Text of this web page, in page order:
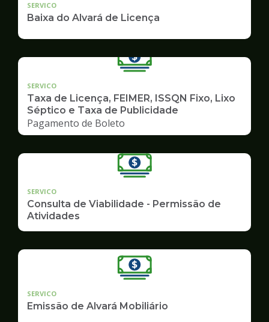
SERVICO
Baixa do Alvará de Licença
SERVICO
Taxa de Licença, FEIMER, ISSQN Fixo, Lixo
Séptico e Taxa de Publicidade
Pagamento de Boleto
SERVICO
Consulta de Viabilidade - Permissão de
Atividades
SERVICO
Emissão de Alvará Mobiliário